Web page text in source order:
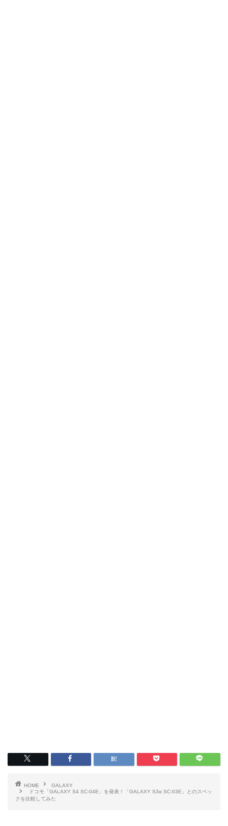
HOME
GALAXY
ドコモ「GALAXY S4 SC-04E」を発表！「GALAXY S3α SC-03E」とのスペッ
クを比較してみた